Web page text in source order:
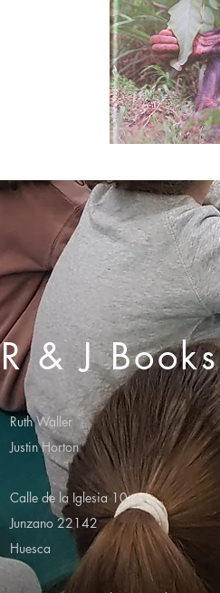
R & J Books
Ruth Waller
Justin Horton
Calle de la Iglesia 10
Junzano 22142
Huesca